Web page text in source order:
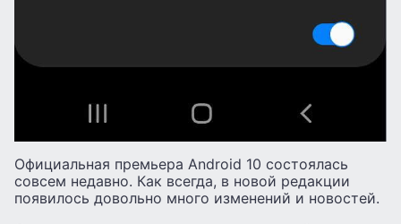
Официальная премьера Android 10 состоялась
совсем недавно. Как всегда, в новой редакции
появилось довольно много изменений и новостей.